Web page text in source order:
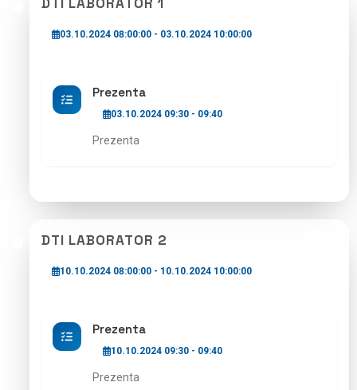
03.10.2024 08:00:00 - 03.10.2024 10:00:00
Prezenta
03.10.2024 09:30 - 09:40
Prezenta
DTI LABORATOR 2
10.10.2024 08:00:00 - 10.10.2024 10:00:00
Prezenta
10.10.2024 09:30 - 09:40
Prezenta